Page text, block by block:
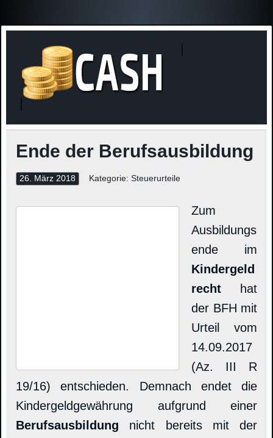
Ende der Berufsausbildung
26. März 2018 Kategorie: Steuerurteile
Zum
Ausbildungs
ende im
Kindergeld
recht hat
der BFH mit
Urteil vom
14.09.2017
(Az. III R
19/16) entschieden. Demnach endet die
Kindergeldgewährung aufgrund einer
Berufsausbildung nicht bereits mit der